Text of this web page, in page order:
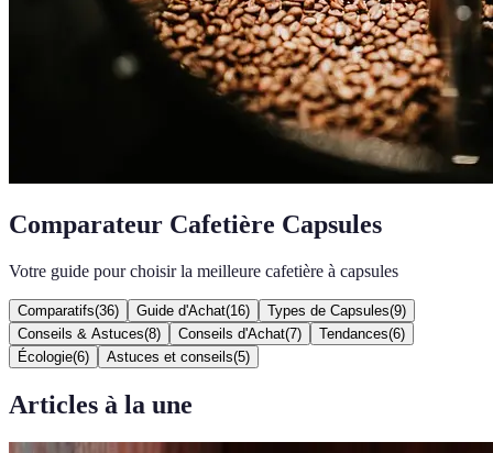
Comparateur Cafetière Capsules
Votre guide pour choisir la meilleure cafetière à capsules
Comparatifs(36) Guide d'Achat(16) Types de Capsules(9)
Conseils & Astuces(8) Conseils d'Achat(7) Tendances(6)
Écologie(6) Astuces et conseils(5)
Articles à la une